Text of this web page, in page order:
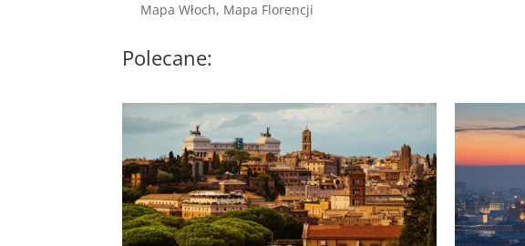
Mapa Włoch, Mapa Florencji
Polecane: